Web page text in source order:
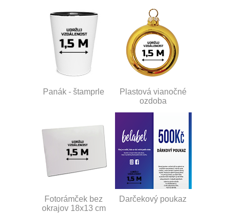
Panák - štamprle
Plastová vianočné
ozdoba
Fotorámček bez
okrajov 18x13 cm
Darčekový poukaz